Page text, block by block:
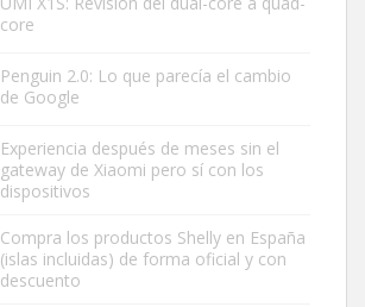
core
Penguin 2.0: Lo que parecía el cambio
de Google
Experiencia después de meses sin el
gateway de Xiaomi pero sí con los
dispositivos
Compra los productos Shelly en España
(islas incluidas) de forma oficial y con
descuento